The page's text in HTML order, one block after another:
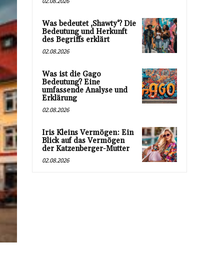
Was bedeutet ‚Shawty‘? Die
Bedeutung und Herkunft
des Begriffs erklärt
02.08.2026
Was ist die Gago
Bedeutung? Eine
umfassende Analyse und
Erklärung
02.08.2026
Iris Kleins Vermögen: Ein
Blick auf das Vermögen
der Katzenberger-Mutter
02.08.2026